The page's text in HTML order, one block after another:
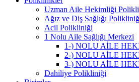
Uzman Aile Hekimliği
Ağız ve Diş Sağlığı
Acil Polikliniği
1 Nolu Aile Sağlığı Merkezi
1-) NOLU AİLE
2-) NOLU AİLE
3-) NOLU AİLE
Dahiliye Polikliniği